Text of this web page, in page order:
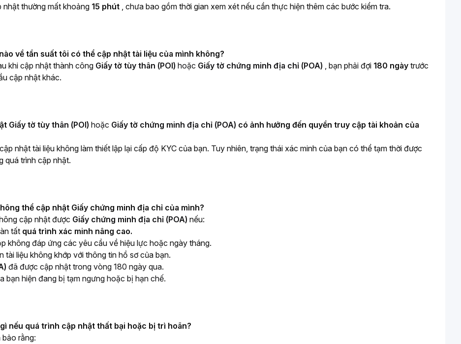
nhật thường mất khoảng 15 phút , chưa bao gồm thời gian xem xét nếu cần thực hiện thêm các bước kiểm tra.
về tần suất tôi có thể cập nhật tài liệu của mình không?
khi cập nhật thành công Giấy tờ tùy thân (POI) hoặc Giấy tờ chứng minh địa chỉ (POA) , bạn phải đợi 180 ngày trước
cập nhật khác.
Giấy tờ tùy thân (POI) hoặc Giấy tờ chứng minh địa chỉ (POA) có ảnh hưởng đến quyền truy cập tài khoản của
nhật tài liệu không làm thiết lập lại cấp độ KYC của bạn. Tuy nhiên, trạng thái xác minh của bạn có thể tạm thời được
quá trình cập nhật.
thể cập nhật Giấy chứng minh địa chỉ của mình?
cập nhật được Giấy chứng minh địa chỉ (POA) nếu:
tất quá trình xác minh nâng cao.
không đáp ứng các yêu cầu về hiệu lực hoặc ngày tháng.
tài liệu không khớp với thông tin hồ sơ của bạn.
đã được cập nhật trong vòng 180 ngày qua.
bạn hiện đang bị tạm ngưng hoặc bị hạn chế.
nếu quá trình cập nhật thất bại hoặc bị trì hoãn?
rằng: